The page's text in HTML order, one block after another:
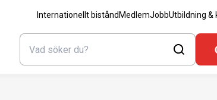
Internationellt bistånd MedlemJobbUtbildning &